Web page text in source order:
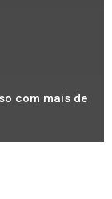
com mais de